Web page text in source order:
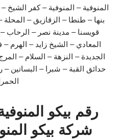
المنوفية – المنوفية – كفر الشيخ
بنها – طنطا – الزقازيق –
المعادي – الشيخ زايد – الهرم
الجديدة – النزهة – السلام –
حدائق القبة – شبرا – البساتين –
رقم بيكو
شركة بيكو